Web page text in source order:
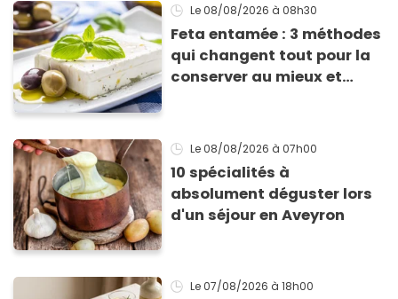
Le 08/08/2026 à 08h30
Feta entamée : 3 méthodes
qui changent tout pour la
conserver au mieux et
Le 08/08/2026 à 07h00
10 spécialités à
absolument déguster lors
d'un séjour en Aveyron
Le 07/08/2026 à 18h00